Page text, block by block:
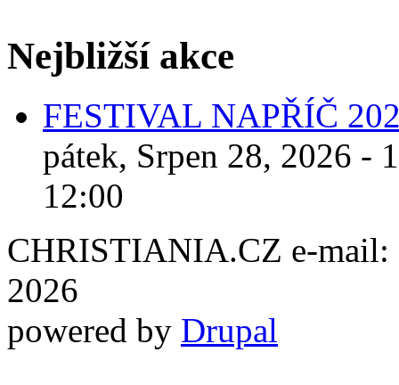
Nejbližší akce
FESTIVAL NAPŘÍČ
pátek, Srpen 28, 2026 -
12:00
CHRISTIANIA.CZ e-mail:
2026
powered by Drupal